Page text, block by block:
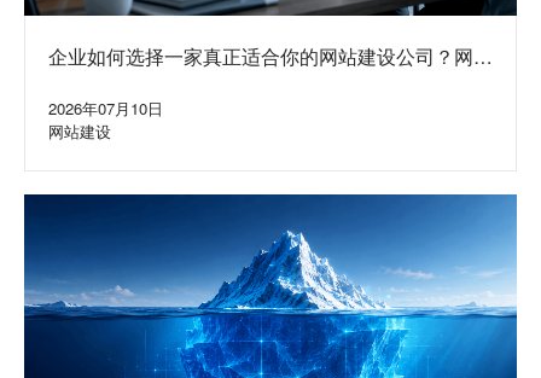
企业如何选择一家真正适合你的网站建设公司？网站
2026年07月10日
网站建设